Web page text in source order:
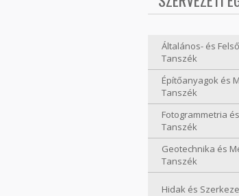
Általános- és
Tanszék
Építőanyagok és
Tanszék
Fotogrammetria
Tanszék
Geotechnika és
Tanszék
Hidak és